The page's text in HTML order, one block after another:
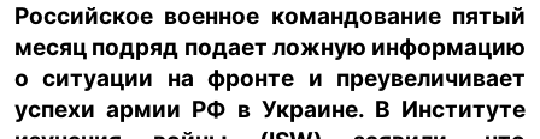
Российское военное командование пятый
месяц подряд подает ложную информацию
о ситуации на фронте и преувеличивает
успехи армии РФ в Украине. В Институте